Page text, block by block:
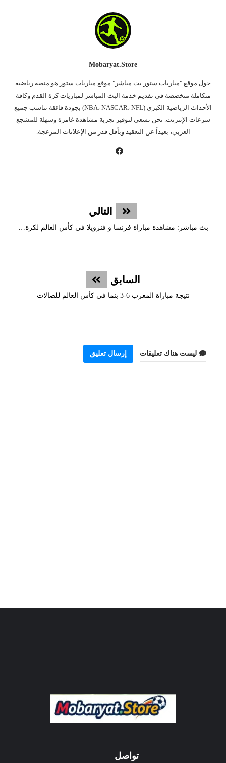
Mobaryat.store
حول موقع "مباريات ستور بث مباشر" موقع مباريات ستور هو منصة رياضية
متكاملة متخصصة في تقديم خدمة البث المباشر لمباريات كرة القدم وكافة
الأحداث الرياضية الكبرى (NBA، NASCAR، NFL) بجودة فائقة تناسب جميع
سرعات الإنترنت. نحن نسعى لتوفير تجربة مشاهدة غامرة وسهلة للمشجع
العربي، بعيداً عن التعقيد وبأقل قدر من الإعلانات المزعجة.
التالي
بث مباشر: مشاهدة مباراة فرنسا و فنزويلا في كأس العالم لكرة قدم الصالات
السابق
نتيجة مباراة المغرب 6-3 بنما في كأس العالم للصالات
ليست هناك تعليقات إرسال تعليق
تواصل